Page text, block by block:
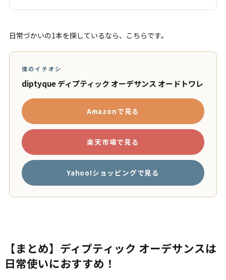
日常づかいの1本を探しているなら、こちらです。
僕のイチオシ
diptyque ディプティック オーデサンス オードトワレ
Amazonで見る
楽天市場で見る
Yahoo!ショッピングで見る
【まとめ】ディプティック オーデサンスは
日常使いにおすすめ！